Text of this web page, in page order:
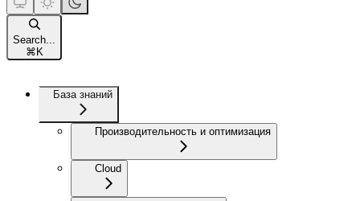
Search...
⌘ K
База знаний
Производительность и оптимизация
Cloud